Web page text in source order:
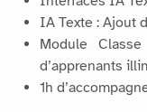
IA Texte : Ajout
Module
d’apprenants
1h